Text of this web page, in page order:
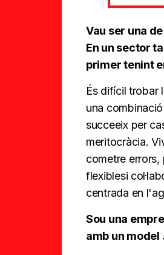
Vau ser una
En un sector
primer tenint
És difícil trobar
una
succeeix per
meritocràcia.
cometre errors,
flexiblesi
centrada en
Sou una
amb un model